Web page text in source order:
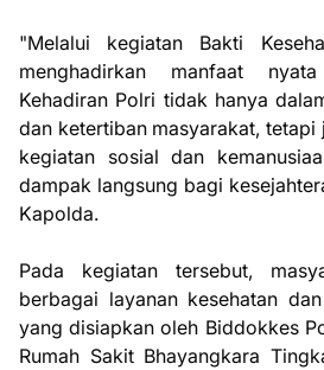
"Melalui kegiatan Bakti
menghadirkan manfaat
Kehadiran Polri tidak hanya
dan ketertiban masyarakat, tetapi
kegiatan sosial dan
dampak langsung bagi
Kapolda.
Pada kegiatan tersebut,
berbagai layanan kesehatan
yang disiapkan oleh Biddokkes
Rumah Sakit Bhayangkara